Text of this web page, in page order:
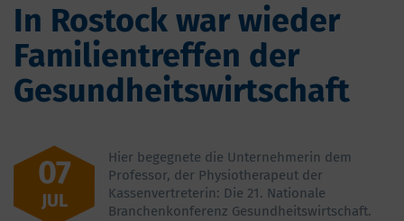
In Rostock war wieder
Familientreffen der
Gesundheitswirtschaft
07
JUL
Hier begegnete die Unternehmerin dem
Professor, der Physiotherapeut der
Kassenvertreterin: Die 21. Nationale
Branchenkonferenz Gesundheitswirtschaft.